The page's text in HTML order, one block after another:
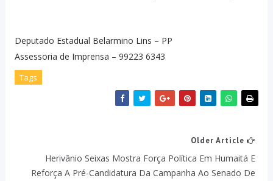
Deputado Estadual Belarmino Lins – PP
Assessoria de Imprensa – 99223 6343
Tags
Older Article
Herivânio Seixas Mostra Força Política Em Humaitá E
Reforça A Pré-Candidatura Da Campanha Ao Senado De